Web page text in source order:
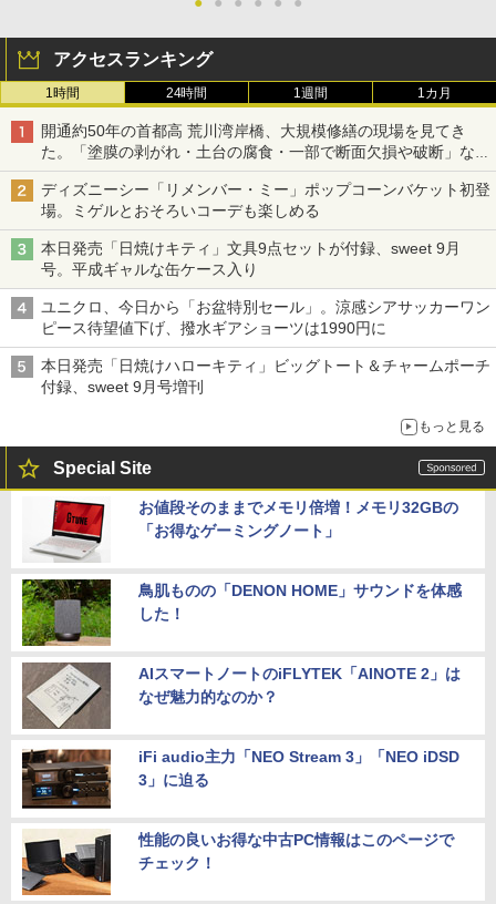
アクセスランキング
1時間 24時間 1週間 1カ月
開通約50年の首都高 荒川湾岸橋、大規模修繕の現場を見てき
た。「塗膜の剥がれ・土台の腐食・一部で断面欠損や破断」など
深刻な損傷、どう直す？
ディズニーシー「リメンバー・ミー」ポップコーンバケット初登
場。ミゲルとおそろいコーデも楽しめる
本日発売「日焼けキティ」文具9点セットが付録、sweet 9月
号。平成ギャルな缶ケース入り
ユニクロ、今日から「お盆特別セール」。涼感シアサッカーワン
ピース待望値下げ、撥水ギアショーツは1990円に
本日発売「日焼けハローキティ」ビッグトート＆チャームポーチ
付録、sweet 9月号増刊
もっと見る
Special Site
お値段そのままでメモリ倍増！メモリ32GBの
「お得なゲーミングノート」
鳥肌ものの「DENON HOME」サウンドを体感
した！
AIスマートノートのiFLYTEK「AINOTE 2」は
なぜ魅力的なのか？
iFi audio主力「NEO Stream 3」「NEO iDSD
3」に迫る
性能の良いお得な中古PC情報はこのページで
チェック！